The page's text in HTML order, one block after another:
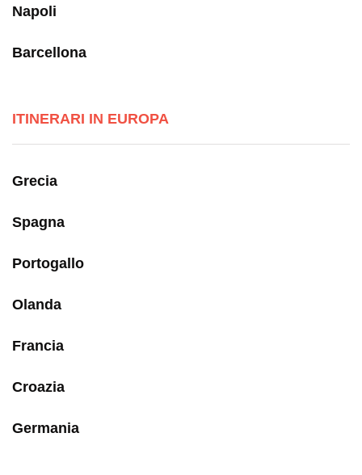
Napoli
Barcellona
ITINERARI IN EUROPA
Grecia
Spagna
Portogallo
Olanda
Francia
Croazia
Germania